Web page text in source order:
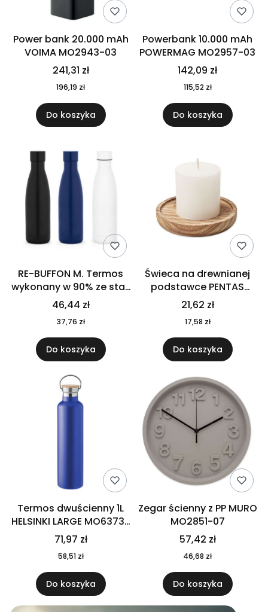
Power bank 20.000 mAh
VOIMA MO2943-03
241,31 zł
196,19 zł
Do koszyka
Powerbank 10.000 mAh
POWERMAG MO2957-03
142,09 zł
115,52 zł
Do koszyka
RE-BUFFON M. Termos
wykonany w 90% ze stali
nierdzewnej
pochodzącej z
recyklingu 520 ml 94294
46,44 zł
37,76 zł
Do koszyka
Świeca na drewnianej
podstawce PENTAS
MO6282-40
21,62 zł
17,58 zł
Do koszyka
Termos dwuścienny 1L
HELSINKI LARGE MO6373-
04
71,97 zł
58,51 zł
Do koszyka
Zegar ścienny z PP MURO
MO2851-07
57,42 zł
46,68 zł
Do koszyka